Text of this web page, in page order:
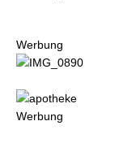
Werbung
Werbung